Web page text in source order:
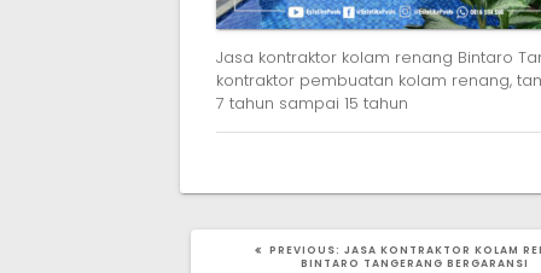
Jasa kontraktor kolam renang Bintaro
kontraktor pembuatan kolam renang,
7 tahun sampai 15 tahun
PREVIOUS: PREVIOUS
POST:
JASA KONTRAKTOR KOLAM
BINTARO TANGERANG BERGARANSI